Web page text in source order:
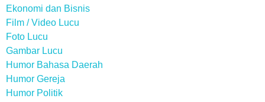
Ekonomi dan Bisnis
Film / Video Lucu
Foto Lucu
Gambar Lucu
Humor Bahasa Daerah
Humor Gereja
Humor Politik